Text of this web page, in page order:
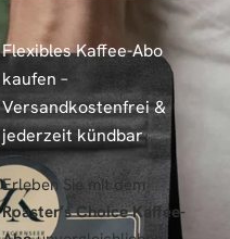
Flexibles Kaffee-Abo
kaufen –
Versandkostenfrei &
jederzeit kündbar
Erleben Sie mit dem
Roaster’s Choice Kaffee-